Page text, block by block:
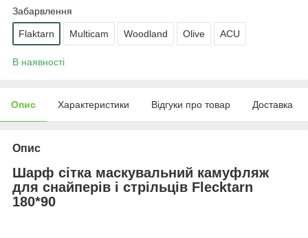
Забарвлення
Flaktarn Multicam Woodland Olive ACU
В наявності
Опис Характеристики Відгуки про товар Доставка
Опис
Шарф сітка маскувальний камуфляж
для снайперів і стрільців Flecktarn
180*90